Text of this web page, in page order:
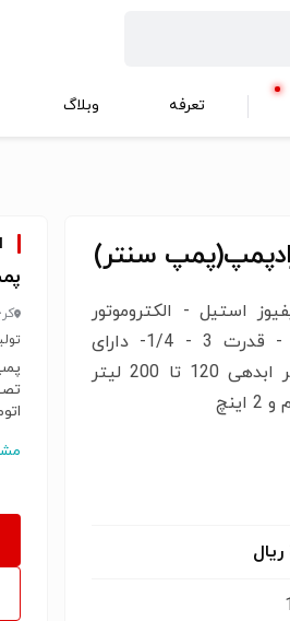
تعرفه وبلاگ
استیل - الکتروموتور
استیل- ولتاژ تک آمپر و سه آمپر - قدرت 3 - 1/4- دارای
ارتفاعهای 94 -20 - 74 متر - حداکثر ابدهی 120 تا 200 لیتر